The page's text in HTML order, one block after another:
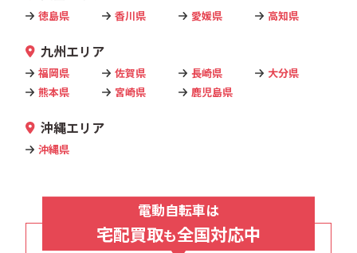
徳島県 香川県 愛媛県 高知県
九州エリア
福岡県 佐賀県 長崎県
大分県
熊本県
宮崎県 鹿児島県
沖縄エリア
沖縄県
電動自転車は
宅配買取も全国対応中